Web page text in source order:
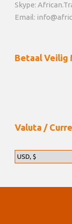
Skype:
Email:
Betaal Veilig
Valuta /